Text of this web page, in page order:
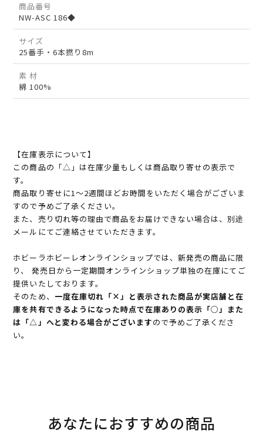
商品番号
NW-ASC 186◆
サイズ
25番手・6本撚り8m
素 材
綿 100%
【在庫表示について】
この商品の「△」は在庫少量もしくは商品取り寄せの表示で
す。
商品取り寄せに1～2週間ほどお時間をいただく場合がございま
すので予めご了承ください。
また、売り切れ等の理由で商品をお届けできない場合は、別途
メールにてご連絡させていただきます。
ホビーラホビーレオンラインショップでは、新発売の商品に限
り、 発売日から一定期間オンラインショップ単独の在庫にてご
提供いたしております。
そのため、 一度在庫切れ「×」と表示された商品が実店舗と在
庫を共有できるようになった時点で在庫ありの表示「○」また
は「△」へと変わる場合がございますので予めご了承くださ
い。
あなたにおすすめの商品